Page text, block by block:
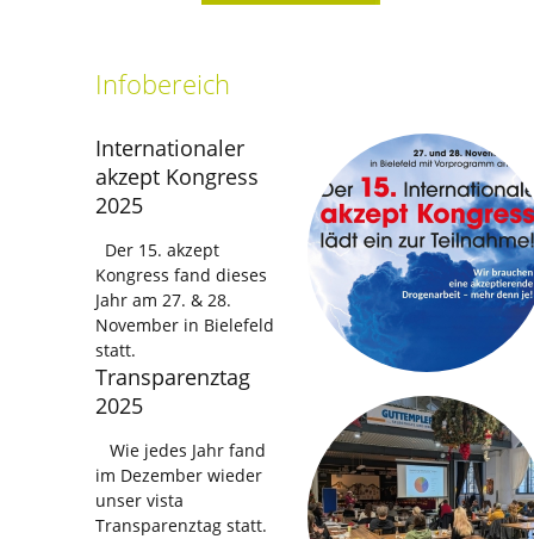
Infobereich
Internationaler
akzept Kongress
2025
Der 15. akzept
Kongress fand dieses
Jahr am 27. & 28.
November in Bielefeld
statt.
Transparenztag
2025
Wie jedes Jahr fand
im Dezember wieder
unser vista
Transparenztag statt.